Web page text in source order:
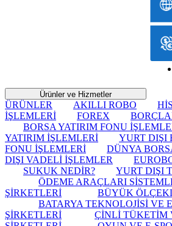
Ürünler ve Hizmetler
ÜRÜNLER AKILLI ROBO
İŞLEMLERİ
FOREX
BORSA YATIRIM FONU
YATIRIM İŞLEMLERİ
YURT DIŞI
FONU İŞLEMLERİ
DÜNYA
DIŞI VADELİ İŞLEMLER
SUKUK NEDİR?
YURT DIŞI
ÖDEME ARAÇLARI
ŞİRKETLERİ
BÜYÜK
BATARYA TEKNOLOJİSİ VE
ŞİRKETLERİ
ÇİNLİ TÜKETİM